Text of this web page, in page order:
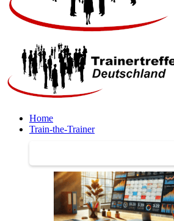
Home
Train-the-Trainer